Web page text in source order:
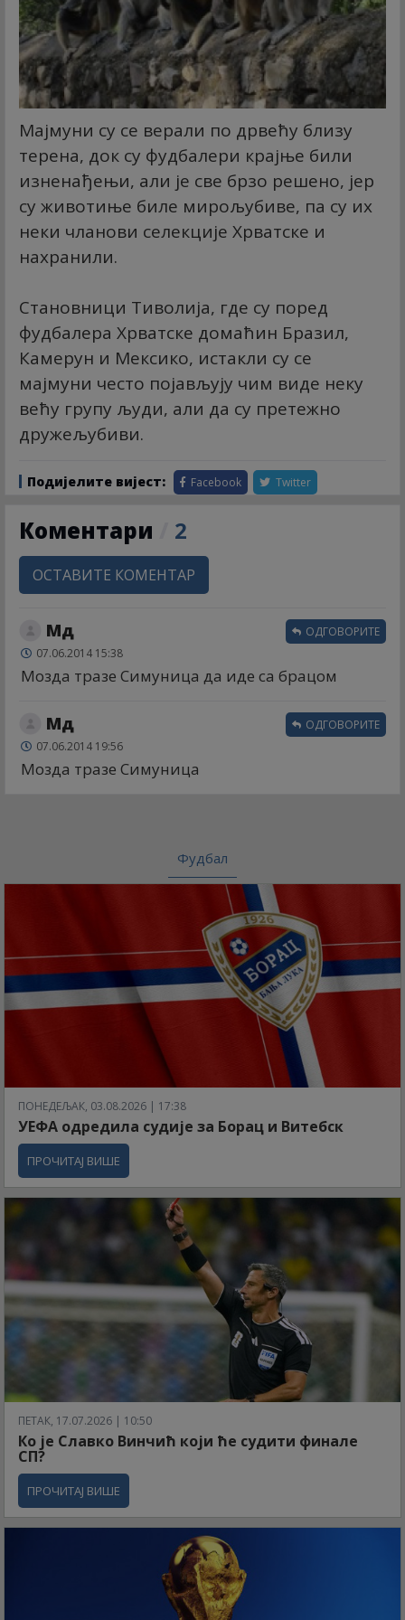
Мајмуни су се верали по дрвећу близу
терена, док су фудбалери крајње били
изненађењи, али је све брзо решено, јер
су животиње биле мирољубиве, па су их
неки чланови селекције Хрватске и
нахранили.
Становници Тиволија, где су поред
фудбалера Хрватске домаћин Бразил,
Камерун и Мексико, истакли су се
мајмуни често појављују чим виде неку
већу групу људи, али да су претежно
дружељубиви.
Подијелите вијест: Facebook Twitter
Коментари 2
ОСТАВИТЕ КОМЕНТАР
Мд
07.06.2014 15:38
Мозда тразе Симуница да иде са брацом
ОДГОВОРИТЕ
Мд
07.06.2014 19:56
Мозда тразе Симуница
ОДГОВОРИТЕ
Фудбал
ПОНЕДЕЉАК, 03.08.2026 | 17:38
УЕФА одредила судије за Борац и Витебск
ПРОЧИТАЈ ВИШЕ
ПЕТАК, 17.07.2026 | 10:50
Ко је Славко Винчић који ће судити финале
СП?
ПРОЧИТАЈ ВИШЕ